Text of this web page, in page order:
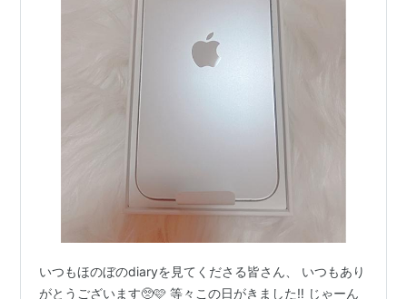
いつもほのぼのdiaryを見てくださる皆さん、 いつもあり
がとうございます🥺🩷 等々この日がきました‼️ じゃーん